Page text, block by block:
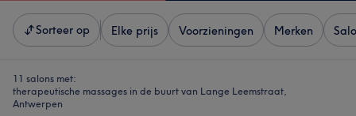
Sorteer op Elke prijs Voorzieningen Merken
11 salons met:
therapeutische massages in de buurt van Lange Leemstraat,
Antwerpen